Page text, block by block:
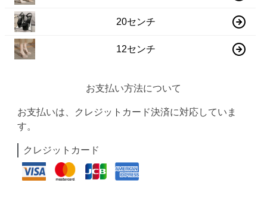
20センチ
12センチ
お支払い方法について
お支払いは、クレジットカード決済に対応していま
す。
クレジットカード